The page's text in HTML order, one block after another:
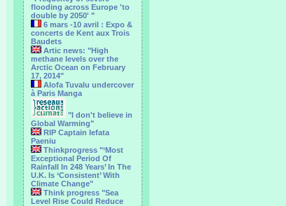
flooding across Europe 'to
double by 2050' "
6 mars -10 avril : Expo &
concerts de Kent aux Trois
Baudets
Artic news: "High
methane levels over the
Arctic Ocean on February
17, 2014"
Alofa Tuvalu undercover
à Paris Manga
"I don't believe in
Global Warming"
RIP Captain Iefata
Paeniu
Thinkprogress "‘Most
Exceptional Period Of
Rainfall In 248 Years’ In The
U.K. Is ‘Consistent’ With
Climate Change"
Think progress "Sea
Level Rise Could Reduce